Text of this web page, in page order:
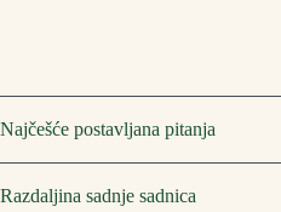
Najčešće postavljana pitanja
Razdaljina sadnje sadnica